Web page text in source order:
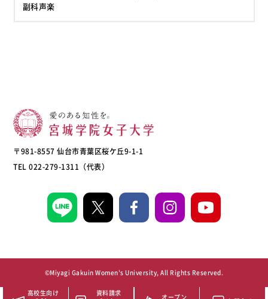
副科声楽
〒981-8557 仙台市青葉区桜ケ丘9-1-1
TEL 022-279-1311（代表）
©Miyagi Gakuin Women's University, All Rights Reserved.
高校生向け
資料請求
オープン